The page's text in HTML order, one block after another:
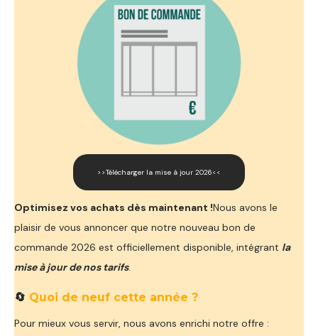
>>Télécharger la mise à jour 2026<<
Optimisez vos achats dès maintenant !Nous avons le
plaisir de vous annoncer que notre nouveau bon de
commande 2026 est officiellement disponible, intégrant la
mise à jour de nos tarifs.
🔄 Quoi de neuf cette année ?
Pour mieux vous servir, nous avons enrichi notre offre :